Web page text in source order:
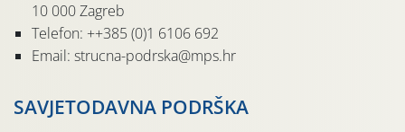
10 000 Zagreb
Telefon: ++385 (0)1 6106 692
Email: strucna-podrska@mps.hr
SAVJETODAVNA PODRŠKA